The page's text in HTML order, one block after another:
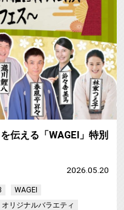
伝える「WAGEI」特別
2026.05.20
WAGEI
オリジナルバラエティ